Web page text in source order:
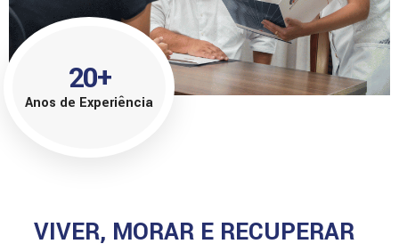
Anos de Experiência
20+
VIVER, MORAR E RECUPERAR